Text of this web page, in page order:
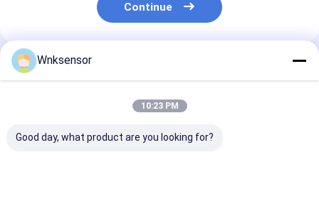
Continue
Produtos Recomendados
Wnksensor
10:23 PM
Good day, what product are you looking for?